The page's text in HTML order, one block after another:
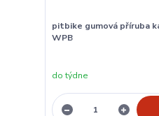
pitbike gumová příruba
WPB
do týdne